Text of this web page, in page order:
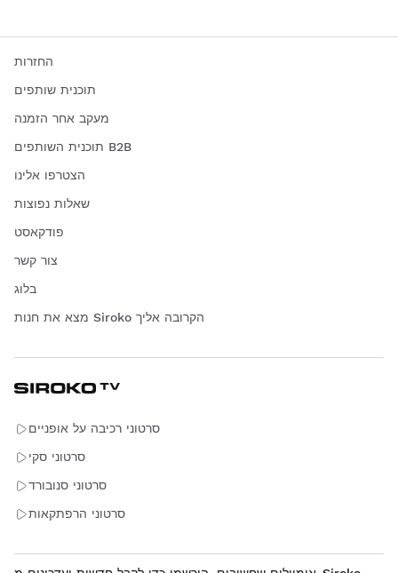
החזרות
תוכנית שותפים
מעקב אחר הזמנה
תוכנית השותפים B2B
הצטרפו אלינו
שאלות נפוצות
פודקאסט
צור קשר
בלוג
מצא את חנות Siroko הקרובה אליך
סרטוני רכיבה על אופניים
סרטוני סקי
סרטוני סנובורד
סרטוני הרפתקאות